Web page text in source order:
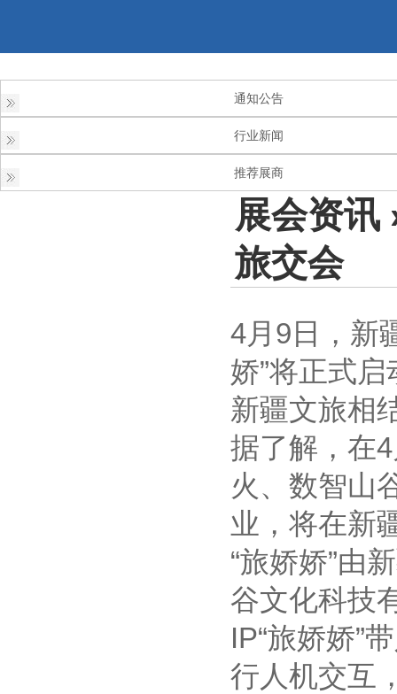
通知公告
行业新闻
推荐展商
展会资讯
旅交会
4月9日，新
娇”将正式
新疆文旅相
据了解，在
火、数智山
业，将在新
“旅娇娇”由
谷文化科技
IP“旅娇娇”
行人机交互